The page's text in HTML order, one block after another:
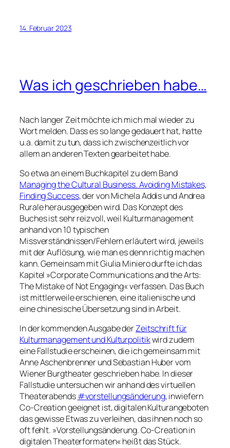
14. Februar 2023
Was ich geschrieben habe…
Nach langer Zeit möchte ich mich mal wieder zu
Wort melden. Dass es so lange gedauert hat, hatte
u.a. damit zu tun, dass ich zwischenzeitlich vor
allem an anderen Texten gearbeitet habe.
So etwa an einem Buchkapitel zu dem Band
Managing the Cultural Business. Avoiding Mistakes,
Finding Success, der von Michela Addis und Andrea
Rurale herausgegeben wird. Das Konzept des
Buches ist sehr reizvoll, weil Kulturmanagement
anhand von 10 typischen
Missverständnissen/Fehlern erläutert wird, jeweils
mit der Auflösung, wie man es denn richtig machen
kann. Gemeinsam mit Giulia Miniero durfte ich das
Kapitel »Corporate Communications and the Arts:
The Mistake of Not Engaging« verfassen. Das Buch
ist mittlerweile erschienen, eine italienische und
eine chinesische Übersetzung sind in Arbeit.
In der kommenden Ausgabe derZeitschrift für
Kulturmanagement und Kulturpolitikwird zudem
eine Fallstudie erscheinen, die ich gemeinsam mit
Anne Aschenbrenner und Sebastian Huber vom
Wiener Burgtheater geschrieben habe. In dieser
Fallstudie untersuchen wir anhand des virtuellen
Theaterabends#vorstellungsänderung, inwiefern
Co-Creation geeignet ist, digitalen Kulturangeboten
das gewisse Etwas zu verleihen, das ihnen noch so
oft fehlt. »Vorstellungsänderung. Co-Creation in
digitalen Theaterformaten« heißt das Stück.